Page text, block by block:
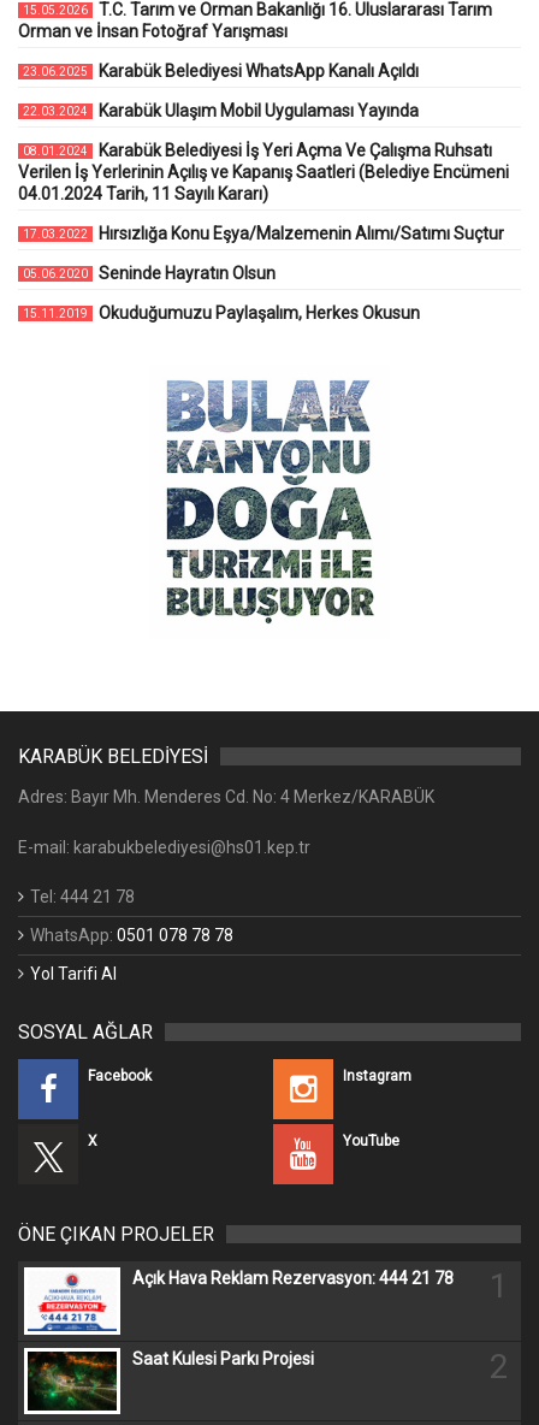
15.05.2026
T.C. Tarım ve Orman Bakanlığı 16. Uluslararası Tarım
Orman ve İnsan Fotoğraf Yarışması
23.06.2025 Karabük Belediyesi WhatsApp Kanalı Açıldı
22.03.2024 Karabük Ulaşım Mobil Uygulaması Yayında
08.01.2024
Karabük Belediyesi İş Yeri Açma Ve Çalışma Ruhsatı
Verilen İş Yerlerinin Açılış ve Kapanış Saatleri (Belediye Encümeni
04.01.2024 Tarih, 11 Sayılı Kararı)
17.03.2022 Hırsızlığa Konu Eşya/Malzemenin Alımı/Satımı Suçtur
05.06.2020 Seninde Hayratın Olsun
15.11.2019 Okuduğumuzu Paylaşalım, Herkes Okusun
KARABÜK BELEDİYESİ
Adres: Bayır Mh. Menderes Cd. No: 4 Merkez/KARABÜK
E-mail: karabukbelediyesi@hs01.kep.tr
Tel: 444 21 78
WhatsApp: 0501 078 78 78
Yol Tarifi Al
SOSYAL AĞLAR
Facebook Instagram
X YouTube
ÖNE ÇIKAN PROJELER
Açık Hava Reklam Rezervasyon: 444 21 78 1
Saat Kulesi Parkı Projesi 2